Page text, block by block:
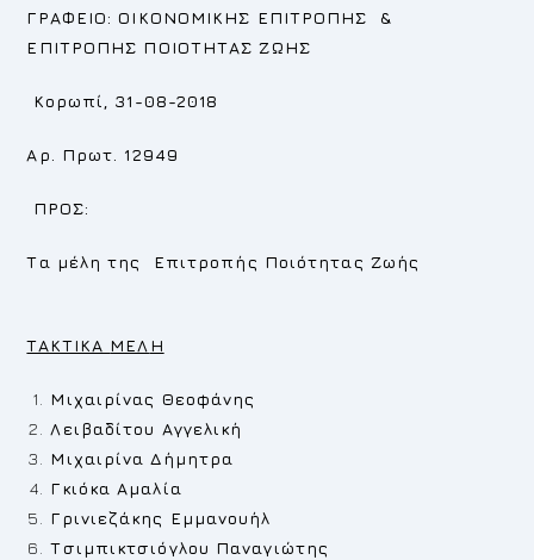
ΓΡΑΦΕΙΟ:ΟΙΚΟΝΟΜΙΚΗΣ ΕΠΙΤΡΟΠΗΣ &
ΕΠΙΤΡΟΠΗΣ ΠΟΙΟΤΗΤΑΣ ΖΩΗΣ
Κορωπί, 31-08-2018
Αρ. Πρωτ. 12949
ΠΡΟΣ:
Τα μέλη της Επιτροπής Ποιότητας Ζωής
TAKTIKA MEΛH
Μιχαιρίνας Θεοφάνης
Λειβαδίτου Αγγελική
Μιχαιρίνα Δήμητρα
Γκιόκα Αμαλία
Γρινιεζάκης Εμμανουήλ
Τσιμπικτσιόγλου Παναγιώτης